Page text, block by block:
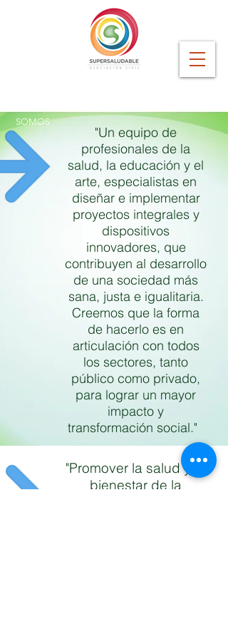
"Un equipo de
profesionales de la
salud, la educación y el
arte, especialistas en
diseñar e implementar
proyectos integrales y
dispositivos
innovadores, que
contribuyen al desarrollo
de una sociedad más
sana, justa e igualitaria.
Creemos que la forma
de hacerlo es en
articulación con todos
los sectores, tanto
público como privado,
para lograr un mayor
impacto y
transformación social."
"Promover la salud y el
bienestar de la
SOMOS